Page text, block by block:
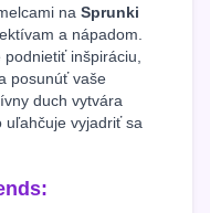
na Sprunki
a nápadom.
inšpiráciu,
posunúť vaše
duch vytvára
uľahčuje vyjadriť sa